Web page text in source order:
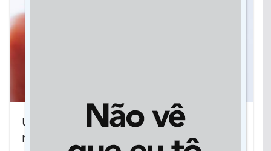
Uso de Viagra aumenta em até 85%
risco de problemas oculares graves